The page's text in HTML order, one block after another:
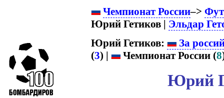
Чемпионат России–>
Юрий Гетиков | Эльдар
Юрий Гетиков:
За
(3) | Чемпионат России (8
Юрий